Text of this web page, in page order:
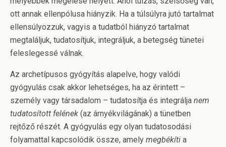
ott annak ellenpólusa hiányzik. Ha a túlsúlyra jutó tartalmat
ellensúlyozzuk, vagyis a tudatból hiányzó tartalmat
megtaláljuk, tudatosítjuk, integráljuk, a betegség tünetei
feleslegessé válnak.
Az archetípusos gyógyítás alapelve, hogy valódi
gyógyulás csak akkor lehetséges, ha az érintett –
személy vagy társadalom – tudatosítja és integrálja nem
tudatosított felének (az árnyékvilágának) a tünetben
rejtőző részét. A gyógyulás egy olyan tudatosodási
folyamattal kapcsolódik össze, amely megbékíti a